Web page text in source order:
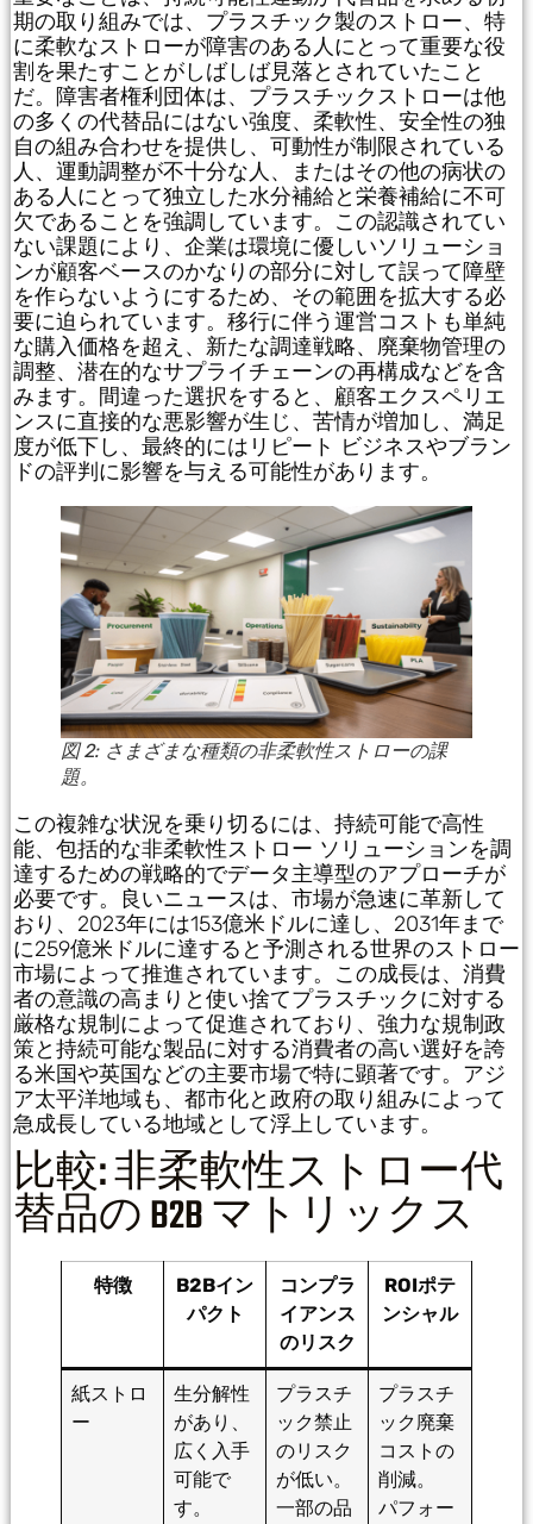
期の取り組みでは、プラスチック製のストロー、特
に柔軟なストローが障害のある人にとって重要な役
割を果たすことがしばしば見落とされていたこと
だ。障害者権利団体は、プラスチックストローは他
の多くの代替品にはない強度、柔軟性、安全性の独
自の組み合わせを提供し、可動性が制限されている
人、運動調整が不十分な人、またはその他の病状の
ある人にとって独立した水分補給と栄養補給に不可
欠であることを強調しています。この認識されてい
ない課題により、企業は環境に優しいソリューショ
ンが顧客ベースのかなりの部分に対して誤って障壁
を作らないようにするため、その範囲を拡大する必
要に迫られています。移行に伴う運営コストも単純
な購入価格を超え、新たな調達戦略、廃棄物管理の
調整、潜在的なサプライチェーンの再構成などを含
みます。間違った選択をすると、顧客エクスペリエ
ンスに直接的な悪影響が生じ、苦情が増加し、満足
度が低下し、最終的にはリピート ビジネスやブラン
ドの評判に影響を与える可能性があります。
図 2: さまざまな種類の非柔軟性ストローの課
題。
この複雑な状況を乗り切るには、持続可能で高性
能、包括的な非柔軟性ストロー ソリューションを調
達するための戦略的でデータ主導型のアプローチが
必要です。良いニュースは、市場が急速に革新して
おり、2023年には153億米ドルに達し、2031年まで
に259億米ドルに達すると予測される世界のストロー
市場によって推進されています。この成長は、消費
者の意識の高まりと使い捨てプラスチックに対する
厳格な規制によって促進されており、強力な規制政
策と持続可能な製品に対する消費者の高い選好を誇
る米国や英国などの主要市場で特に顕著です。アジ
ア太平洋地域も、都市化と政府の取り組みによって
急成長している地域として浮上しています。
比較: 非柔軟性ストロー代
替品の B2B マトリックス
特徴
B2Bイン
パクト
コンプラ
イアンス
のリスク
ROIポテ
ンシャル
紙ストロ
ー
生分解性
があり、
広く入手
可能で
す。
プラスチ
ック禁止
のリスク
が低い。
一部の品
プラスチ
ック廃棄
コストの
削減。
パフォー